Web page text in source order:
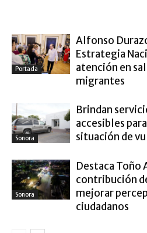
Portada
Alfonso
Estrategia
atención en
migrantes
Sonora
Brindan
accesibles
situación de
Sonora
Destaca Toño
contribución
mejorar
ciudadanos